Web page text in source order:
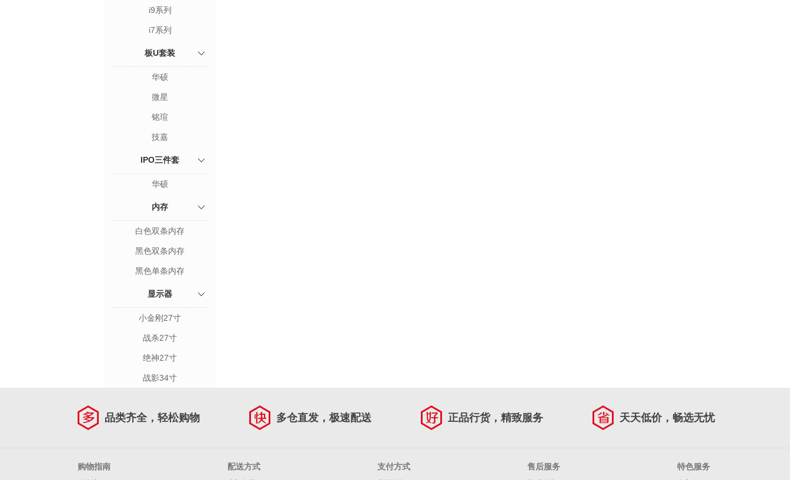
i9系列
i7系列
板U套装
华硕
微星
铭瑄
技嘉
IPO三件套
华硕
内存
白色双条内存
黑色双条内存
黑色单条内存
显示器
小金刚27寸
战杀27寸
绝神27寸
战影34寸
品类齐全，轻松购物 多仓直发，极速配送 正品行货，精致服务 天天低价，畅选无忧
购物指南 配送方式 支付方式 售后服务 特色服务